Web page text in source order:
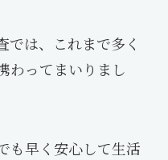
では、これまで多く
わってまいりまし
も早く安心して生活